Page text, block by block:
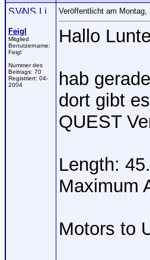
Feigl
Mitglied
Benutzername:
Feigl
Nummer des
Beitrags: 70
Registriert: 04-
2004
Veröffentlicht am
Hallo
hab
dort gibt
QUEST
Length:
Maximum
Motors to